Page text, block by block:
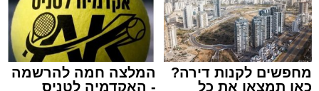
החשודים.
בעקבות הירי, כל היציאות מאשדוד חסומות
באמצעות מחסומים משטרתיים בניסיון ללכוד את
היורה.
מחפשים לקנות דירה?
כאן תמצאו את כל
המלצה חמה להרשמה
- האקדמיה לטניס